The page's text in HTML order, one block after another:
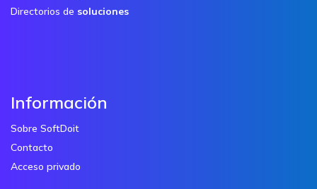
Directorios de soluciones
Información
Sobre SoftDoit
Contacto
Acceso privado